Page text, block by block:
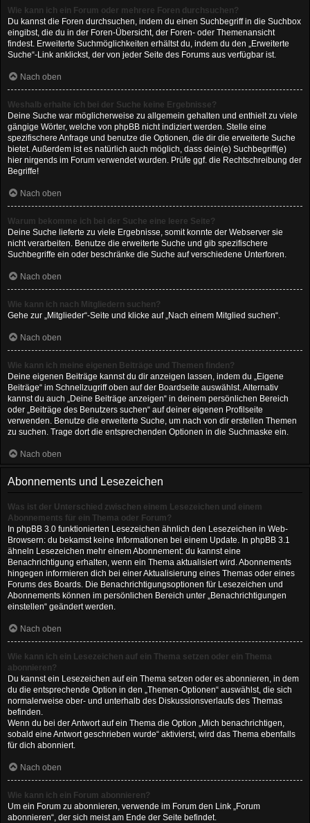
Wie kann ich ein Forum oder mehrere Foren durchsuchen?
Du kannst die Foren durchsuchen, indem du einen Suchbegriff in die Suchbox
eingibst, die du in der Foren-Übersicht, der Foren- oder Themenansicht
findest. Erweiterte Suchmöglichkeiten erhältst du, indem du den „Erweiterte
Suche“-Link anklickst, der von jeder Seite des Forums aus verfügbar ist.
Nach oben
Weshalb erhalte ich bei der Suche keine Ergebnisse?
Deine Suche war möglicherweise zu allgemein gehalten und enthielt zu viele
gängige Wörter, welche von phpBB nicht indiziert werden. Stelle eine
spezifischere Anfrage und benutze die Optionen, die dir die erweiterte Suche
bietet. Außerdem ist es natürlich auch möglich, dass dein(e) Suchbegriff(e)
hier nirgends im Forum verwendet wurden. Prüfe ggf. die Rechtschreibung der
Begriffe!
Nach oben
Warum bekomme ich bei der Suche eine leere Seite?
Deine Suche lieferte zu viele Ergebnisse, somit konnte der Webserver sie
nicht verarbeiten. Benutze die erweiterte Suche und gib spezifischere
Suchbegriffe ein oder beschränke die Suche auf verschiedene Unterforen.
Nach oben
Wie kann ich nach Mitgliedern suchen?
Gehe zur „Mitglieder“-Seite und klicke auf „Nach einem Mitglied suchen“.
Nach oben
Wie kann ich meine eigenen Beiträge und Themen finden?
Deine eigenen Beiträge kannst du dir anzeigen lassen, indem du „Eigene
Beiträge“ im Schnellzugriff oben auf der Boardseite auswählst. Alternativ
kannst du auch „Deine Beiträge anzeigen“ in deinem persönlichen Bereich
oder „Beiträge des Benutzers suchen“ auf deiner eigenen Profilseite
verwenden. Benutze die erweiterte Suche, um nach von dir erstellen Themen
zu suchen. Trage dort die entsprechenden Optionen in die Suchmaske ein.
Nach oben
Abonnements und Lesezeichen
Was ist der Unterschied zwischen einem Lesezeichen und einem
Abonnements für ein Thema oder Forum?
In phpBB 3.0 funktionierten Lesezeichen ähnlich den Lesezeichen in Web-
Browsern: du bekamst keine Informationen bei einem Update. In phpBB 3.1
ähneln Lesezeichen mehr einem Abonnement: du kannst eine
Benachrichtigung erhalten, wenn ein Thema aktualisiert wird. Abonnements
hingegen informieren dich bei einer Aktualisierung eines Themas oder eines
Forums des Boards. Die Benachrichtigungsoptionen für Lesezeichen und
Abonnements können im persönlichen Bereich unter „Benachrichtigungen
einstellen“ geändert werden.
Nach oben
Wie kann ich ein Lesezeichen auf ein Thema setzen oder ein Thema
abonnieren?
Du kannst ein Lesezeichen auf ein Thema setzen oder es abonnieren, in dem
du die entsprechende Option in den „Themen-Optionen“ auswählst, die sich
normalerweise ober- und unterhalb des Diskussionsverlaufs des Themas
befinden.
Wenn du bei der Antwort auf ein Thema die Option „Mich benachrichtigen,
sobald eine Antwort geschrieben wurde“ aktivierst, wird das Thema ebenfalls
für dich abonniert.
Nach oben
Wie kann ich ein Forum abonnieren?
Um ein Forum zu abonnieren, verwende im Forum den Link „Forum
abonnieren“, der sich meist am Ende der Seite befindet.